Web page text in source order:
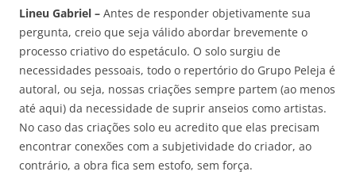
Lineu Gabriel – Antes de responder objetivamente sua
pergunta, creio que seja válido abordar brevemente o
processo criativo do espetáculo. O solo surgiu de
necessidades pessoais, todo o repertório do Grupo Peleja é
autoral, ou seja, nossas criações sempre partem (ao menos
até aqui) da necessidade de suprir anseios como artistas.
No caso das criações solo eu acredito que elas precisam
encontrar conexões com a subjetividade do criador, ao
contrário, a obra fica sem estofo, sem força.